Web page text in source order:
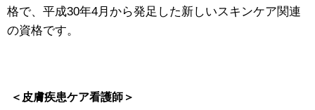
格で、平成30年4月から発足した新しいスキンケア関連
の資格です。
＜皮膚疾患ケア看護師＞